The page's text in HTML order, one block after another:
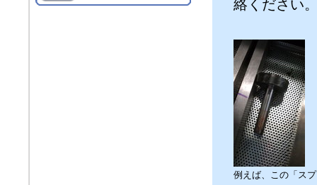
絡ください
例えば、この「ス